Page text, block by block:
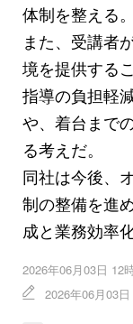
体制を整える。
また、受講者
境を提供する
指導の負担軽
や、着台まで
る考えだ。
同社は今後、
制の整備を進
成と業務効率
2026年06月03日 12
2026年06月03